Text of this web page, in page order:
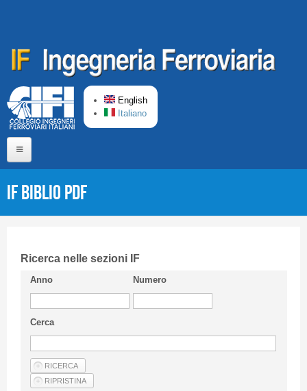
English
Italiano
Short presentation CIFI
Guideline
Privacy & Policy
Articles
IF Biblio PDF
Ricerca nelle sezioni IF
Anno Numero
Cerca